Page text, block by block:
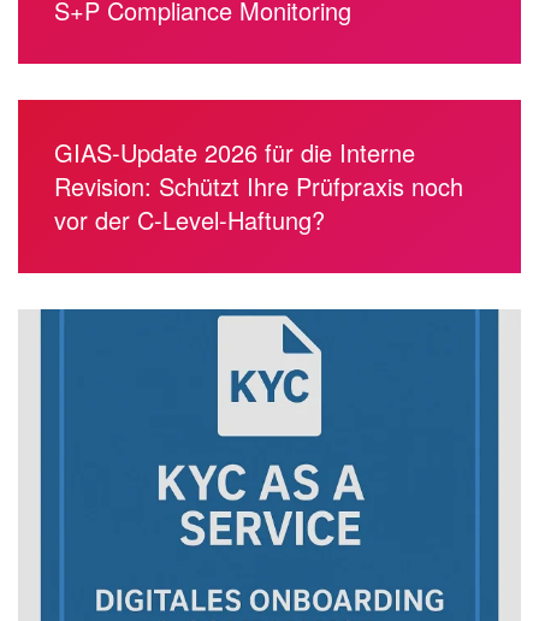
S+P Compliance Monitoring
GIAS-Update 2026 für die Interne
Revision: Schützt Ihre Prüfpraxis noch
vor der C-Level-Haftung?